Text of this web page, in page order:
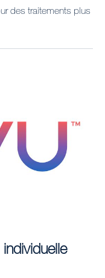
des traitements plus